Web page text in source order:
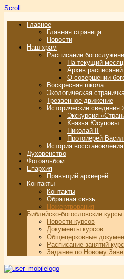
Scroll
Главное
Главная страница
Новости
Наш храм
Расписание
На текущий месяц
Архив
О совершении
Воскресная школа
Экологическая
Трезвенное движение
Исторические сведения
Экскурсия
Князья Юсуповы
Николай II
Протоиерей
История
Духовенство
Фотоальбом
Епархия
Правящий архиерей
Контакты
Контакты
Обратная связь
Пожертвования
Библейско-богословские курсы
Новости курсов
Документы курсов
Общецерковные
Расписание занятий
Задание по Новому